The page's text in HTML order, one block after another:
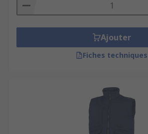
Ajouter
Fiches techniques